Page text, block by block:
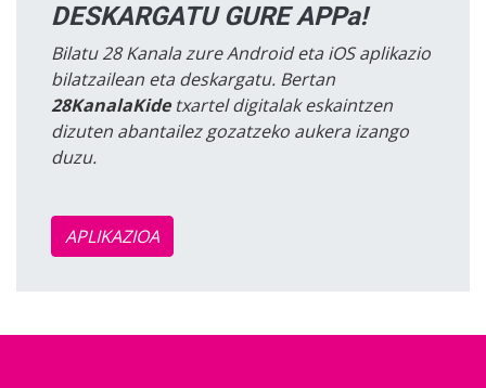
DESKARGATU GURE APPa!
Bilatu 28 Kanala zure Android eta iOS aplikazio
bilatzailean eta deskargatu. Bertan
28KanalaKidetxartel digitalak eskaintzen
dizuten abantailez gozatzeko aukera izango
duzu.
APLIKAZIOA